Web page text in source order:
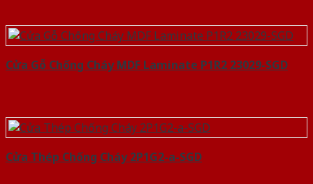
Cửa Gỗ Chống Cháy MDF Laminate P1R2 23029-SGD
Cửa Thép Chống Cháy 2P1G2-a-SGD